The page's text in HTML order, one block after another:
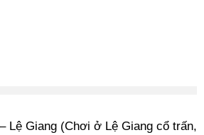
Lệ Giang (Chơi ở Lệ Giang cổ trấn,